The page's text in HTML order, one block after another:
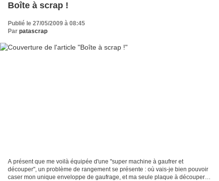
Boîte à scrap !
Publié le 27/05/2009 à 08:45
Par patascrap
A présent que me voilà équipée d'une "super machine à gaufrer et
découper", un problème de rangement se présente : où vais-je bien pouvoir
caser mon unique enveloppe de gaufrage, et ma seule plaque à découper ?